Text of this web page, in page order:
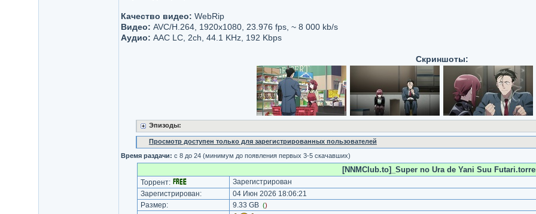
Качество видео: WebRip
Видео: AVC/H.264, 1920х1080, 23.976 fps, ~ 8 000 kb/s
Аудио: AAC LC, 2ch, 44.1 KHz, 192 Kbps
Скриншоты:
Эпизоды:
Просмотр доступен только для зарегистрированных пользователей
Время раздачи: с 8 до 24 (минимум до появления первых 3-5 скачавших)
[NNMClub.to]_Super no Ura de Yani Suu
Торрент:
Зарегистрирован
Зарегистрирован:
04 Июн 2026 18:06:21
Размер:
9.33 GB ()